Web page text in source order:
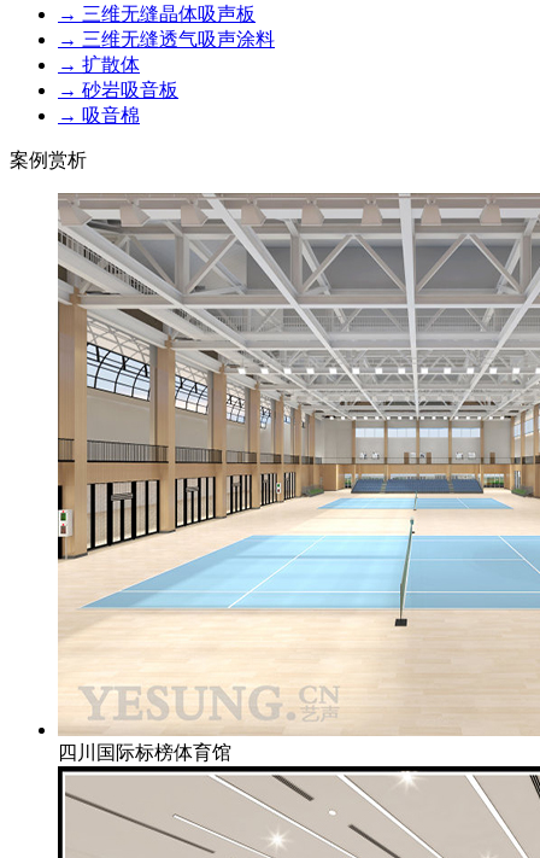
→ 三维无缝晶体吸声板
→ 三维无缝透气吸声涂料
→ 扩散体
→ 砂岩吸音板
→ 吸音棉
案例赏析
四川国际标榜体育馆